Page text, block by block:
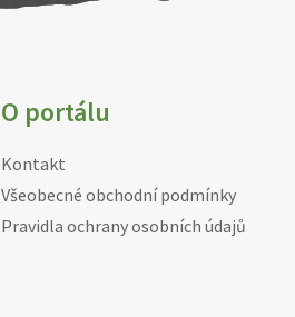
O portálu
Kontakt
Všeobecné obchodní podmínky
Pravidla ochrany osobních údajů